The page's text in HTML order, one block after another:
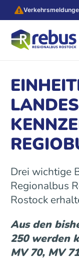
Drei wichtige
Regionalbus
Rostock
Aus den
250 werden
MV 70, MV